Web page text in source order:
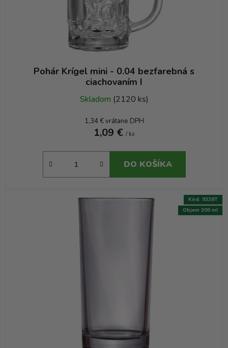
Pohár Krígel mini - 0.04 bezfarebná s
ciachovaním I
Skladom (2120 ks)
1,34 € vrátane DPH
1,09 € / ks
DO KOŠÍKA
Objem 300 ml
Kód: 9338T